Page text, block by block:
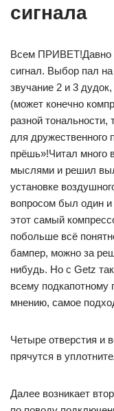
сигнала
Всем ПРИВЕТ!Давно
сигнал. Выбор пал
звучание 2 и 3
(может конечно
разной тональности,
для дружественного
прёшь»!Читал много
мыслями и решил
установке
вопросом был один
этот самый
побольше всё
бампер, можно за
нибудь. Но с Getz
всему подкапотному
мнению, самое
Четыре отверстия и
прячутся в
Далее возникает